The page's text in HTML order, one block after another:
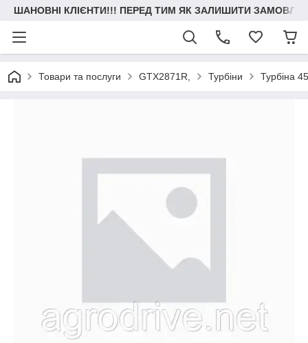
ШАНОВНІ КЛІЄНТИ!!! ПЕРЕД ТИМ ЯК ЗАЛИШИТИ
Товари та послуги GTX2871R, Турбіни Турбіна